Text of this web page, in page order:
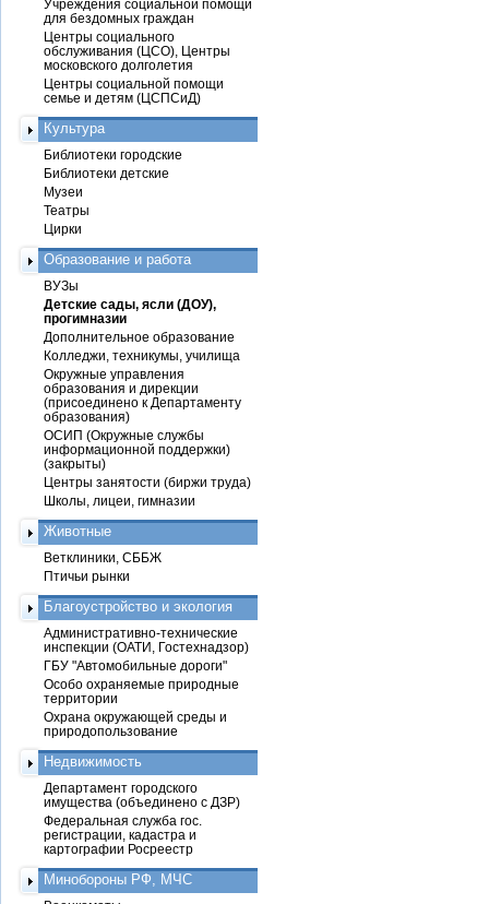
Учреждения социальной помощи
для бездомных граждан
Центры социального
обслуживания (ЦСО), Центры
московского долголетия
Центры социальной помощи
семье и детям (ЦСПСиД)
Культура
Библиотеки городские
Библиотеки детские
Музеи
Театры
Цирки
Образование и работа
ВУЗы
Детские сады, ясли (ДОУ),
прогимназии
Дополнительное образование
Колледжи, техникумы, училища
Окружные управления
образования и дирекции
(присоединено к Департаменту
образования)
ОСИП (Окружные службы
информационной поддержки)
(закрыты)
Центры занятости (биржи труда)
Школы, лицеи, гимназии
Животные
Ветклиники, СББЖ
Птичьи рынки
Благоустройство и экология
Административно-технические
инспекции (ОАТИ, Гостехнадзор)
ГБУ "Автомобильные дороги"
Особо охраняемые природные
территории
Охрана окружающей среды и
природопользование
Недвижимость
Департамент городского
имущества (объединено с ДЗР)
Федеральная служба гос.
регистрации, кадастра и
картографии Росреестр
Минобороны РФ, МЧС